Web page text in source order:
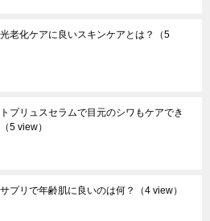
老化ケアに良いスキンケアとは？
（5
プリュスセラムで目元のシワもケアでき
（5 view）
プリで年齢肌に良いのは何？ （4 view）